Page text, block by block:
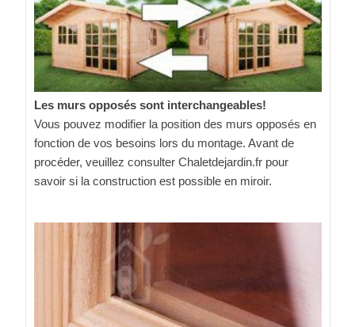
Les murs opposés sont interchangeables!
Vous pouvez modifier la position des murs opposés en
fonction de vos besoins lors du montage. Avant de
procéder, veuillez consulter Chaletdejardin.fr pour
savoir si la construction est possible en miroir.